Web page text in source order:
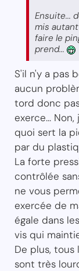
Ensuite...
mis
faire le
prend...
S'il n'y a pas
aucun
tord donc
exerce...
quoi sert la
par du
La forte
contrôlée
ne vous
exercée de
égale dans
vis qui
De plus,
sont très